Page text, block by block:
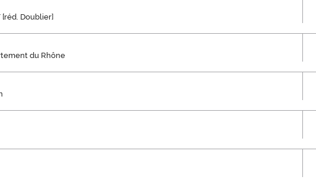
Doublier]
du Rhône